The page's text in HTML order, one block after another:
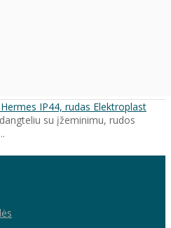
IP44, rudas Elektroplast
su įžeminimu, rudos